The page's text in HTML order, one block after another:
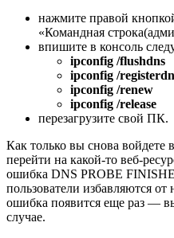
нажмите правой
«Командная
впишите в консоль
ipconfig /flushdns
ipconfig /
ipconfig /renew
ipconfig /release
перезагрузите свой ПК.
Как только вы снова войдете
перейти на какой-то веб-
ошибка DNS PROBE
пользователи избавляются
ошибка появится еще раз —
случае.